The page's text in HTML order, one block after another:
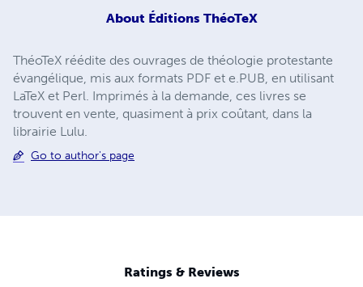
About Éditions ThéoTeX
ThéoTeX réédite des ouvrages de théologie protestante
évangélique, mis aux formats PDF et e.PUB, en utilisant
LaTeX et Perl. Imprimés à la demande, ces livres se
trouvent en vente, quasiment à prix coûtant, dans la
librairie Lulu.
Go to author's page
Ratings & Reviews